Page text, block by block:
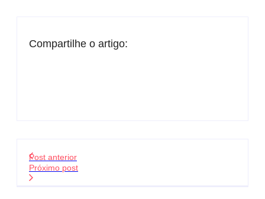
Compartilhe o artigo:
Post anterior
Próximo post